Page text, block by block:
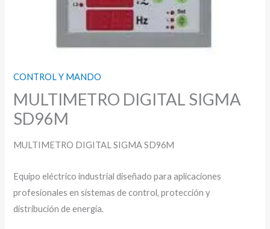
CONTROL Y MANDO
MULTIMETRO DIGITAL SIGMA
SD96M
MULTIMETRO DIGITAL SIGMA SD96M
Equipo eléctrico industrial diseñado para aplicaciones
profesionales en sistemas de control, protección y
distribución de energía.